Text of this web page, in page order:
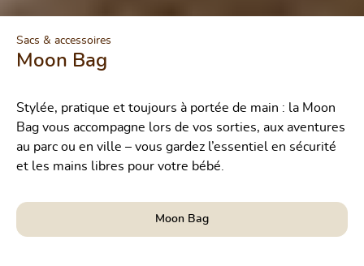
Sacs & accessoires
Moon Bag
Stylée, pratique et toujours à portée de main : la Moon
Bag vous accompagne lors de vos sorties, aux aventures
au parc ou en ville – vous gardez l’essentiel en sécurité
et les mains libres pour votre bébé.
Moon Bag